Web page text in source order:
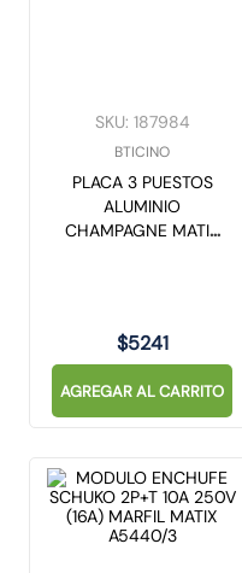
SKU: 187984
BTICINO
PLACA 3 PUESTOS
ALUMINIO
CHAMPAGNE MATIX
$5241
AGREGAR AL CARRITO